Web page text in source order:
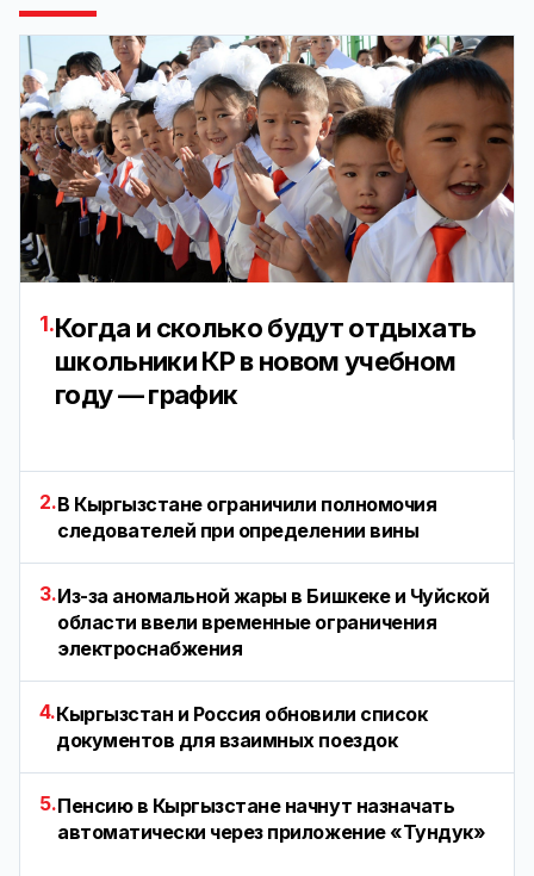
1.Когда и сколько будут отдыхать
школьники КР в новом учебном
году — график
2.В Кыргызстане ограничили полномочия
следователей при определении вины
3.Из-за аномальной жары в Бишкеке и Чуйской
области ввели временные ограничения
электроснабжения
4.Кыргызстан и Россия обновили список
документов для взаимных поездок
5.Пенсию в Кыргызстане начнут назначать
автоматически через приложение «Тундук»